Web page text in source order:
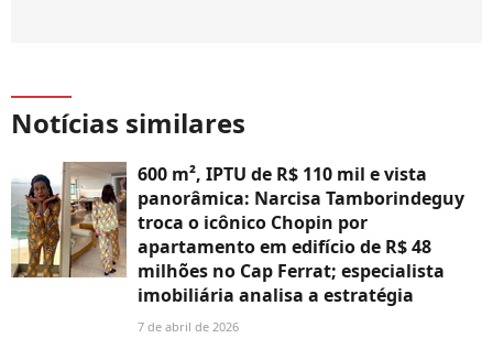
Notícias similares
600 m², IPTU de R$ 110 mil e vista
panorâmica: Narcisa Tamborindeguy
troca o icônico Chopin por
apartamento em edifício de R$ 48
milhões no Cap Ferrat; especialista
imobiliária analisa a estratégia
7 de abril de 2026